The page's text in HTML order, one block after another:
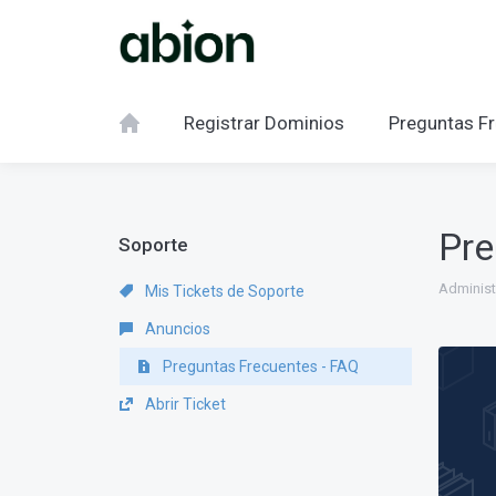
Registrar Dominios Preguntas
Soporte
Mis Tickets de Soporte
Anuncios
Preguntas Frecuentes - FAQ
Abrir Ticket